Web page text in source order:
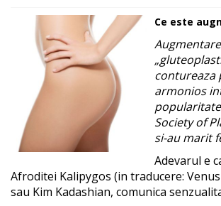
Ce este
contureaza
armonios
Society of
si-au marit
Adevarul e
Afroditei Kalipygos (in traducere:
sau Kim Kadashian, comunica